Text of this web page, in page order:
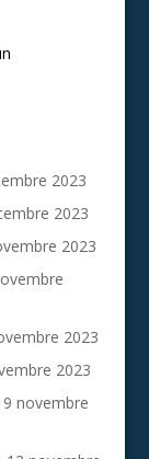
2023
2023
2023
2023
2023
novembre